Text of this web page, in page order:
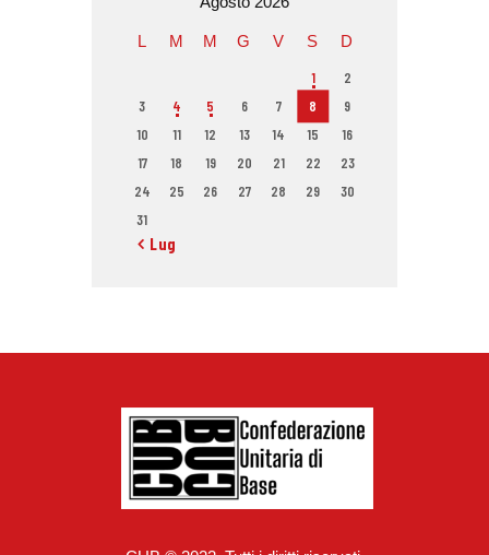
L M M G V S D
1
2
3
4 5 6 7 8
9
10
11 12 13 14 15
16
17
18 19 20 21 22
23
24
25 26 27 28 29
30
31
« Lug